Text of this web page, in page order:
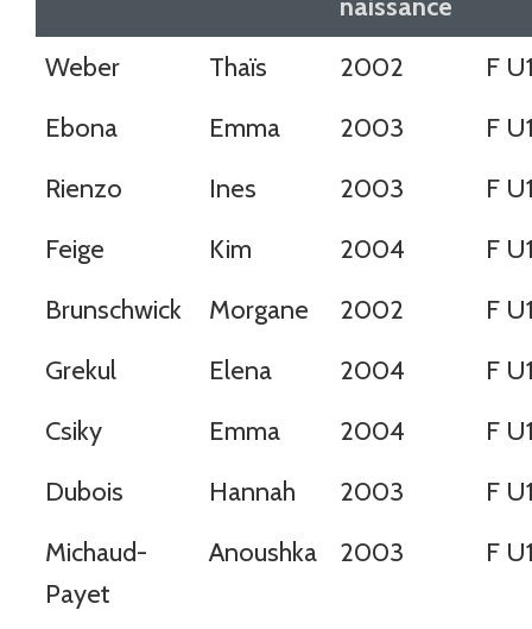
naissance
Weber Thaïs 2002
F
Ebona
Emma 2003
F
Rienzo
Ines 2003
F
Feige
Kim 2004
F
Brunschwick
Morgane 2002
F
Grekul
Elena 2004
F
Csiky
Emma 2004
F
Dubois
Hannah 2003
F
Michaud-
Payet
Anoushka 2003 F